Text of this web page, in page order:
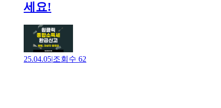
세요!
25.04.05|조회수 62